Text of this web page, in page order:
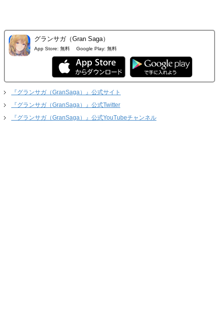
グランサガ（Gran Saga）
App Store: 無料 Google Play: 無料
『グランサガ（GranSaga）』公式サイト
『グランサガ（GranSaga）』公式Twitter
『グランサガ（GranSaga）』公式YouTubeチャンネル